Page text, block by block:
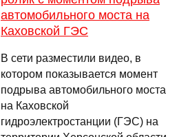
автомобильного моста на
Каховской ГЭС
В сети разместили видео, в
котором показывается момент
подрыва автомобильного моста
на Каховской
гидроэлектростанции (ГЭС) на